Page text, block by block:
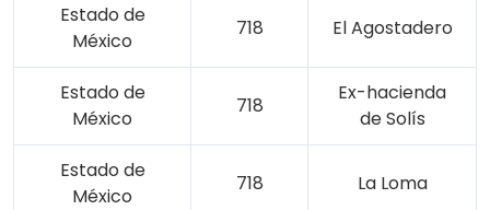
Estado de
México
718 El Agostadero
Estado de
México
718
Ex-hacienda
de Solís
Estado de
México
718 La Loma